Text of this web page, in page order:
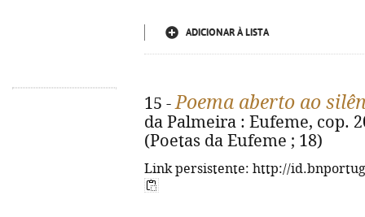
ADICIONAR À LISTA
15 -Poema aberto ao
da Palmeira : Eufeme, cop.
(Poetas da Eufeme ; 18)
Link persistente: http://